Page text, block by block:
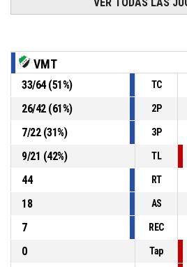
4, I. Gomez Lepez, 3PT tiro en
VILLA MITRE- gana por 14
76-65
P4 00:53
76-64
12, S. Bernasconi Ruggero
P4 00:53
VMT
33/64(51%) TC
26/42(61%) 2P
7/22(31%) 3P
9/21 (42%) TL
44
RT
18
AS
7
REC
0
Tap